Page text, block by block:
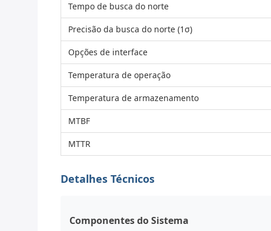
Tempo de busca do norte
Precisão da busca do norte (1σ)
Opções de interface
Temperatura de operação
Temperatura de armazenamento
MTBF
MTTR
Detalhes Técnicos
Componentes do Sistema